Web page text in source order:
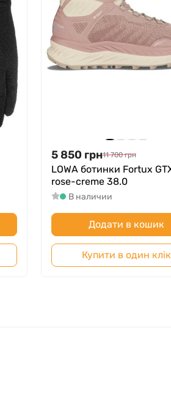
5 850 грн11 700 грн
LOWA ботинки Fortux
rose-creme 38.0
В наличии
Додати в кошик
Купити в один клік